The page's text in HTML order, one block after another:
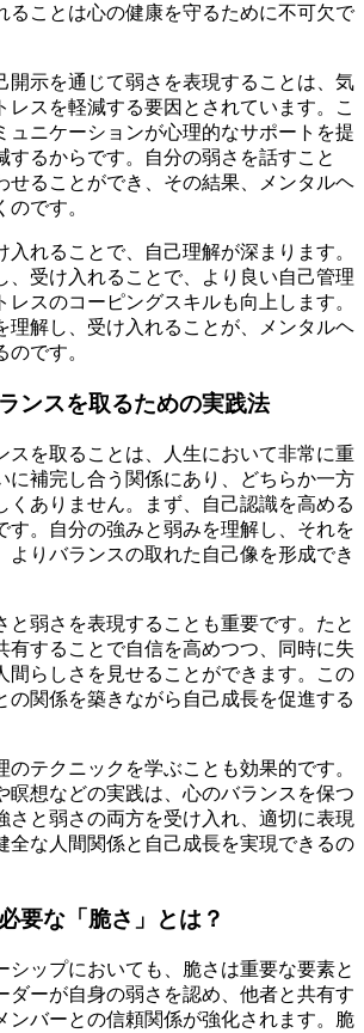
ることは心の健康を守るために不可欠で
開示を通じて弱さを表現することは、気
レスを軽減する要因とされています。こ
ュニケーションが心理的なサポートを提
するからです。自分の弱さを話すこと
せることができ、その結果、メンタルヘ
です。
入れることで、自己理解が深まります。
、受け入れることで、より良い自己管理
レスのコーピングスキルも向上します。
理解し、受け入れることが、メンタルヘ
です。
ンスを取るための実践法
スを取ることは、人生において非常に重
に補完し合う関係にあり、どちらか一方
くありません。まず、自己認識を高める
す。自分の強みと弱みを理解し、それを
よりバランスの取れた自己像を形成でき
と弱さを表現することも重要です。たと
有することで自信を高めつつ、同時に失
間らしさを見せることができます。この
の関係を築きながら自己成長を促進する
のテクニックを学ぶことも効果的です。
瞑想などの実践は、心のバランスを保つ
さと弱さの両方を受け入れ、適切に表現
全な人間関係と自己成長を実現できるの
要な「脆さ」とは？
シップにおいても、脆さは重要な要素と
ダーが自身の弱さを認め、他者と共有す
ンバーとの信頼関係が強化されます。脆